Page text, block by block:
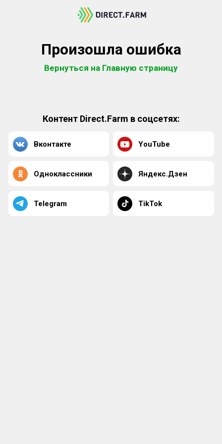
Произошла ошибка
Вернуться на Главную страницу
Контент Direct.Farm в соцсетях:
Вконтакте YouTube
Одноклассники Яндекс.Дзен
Telegram TikTok